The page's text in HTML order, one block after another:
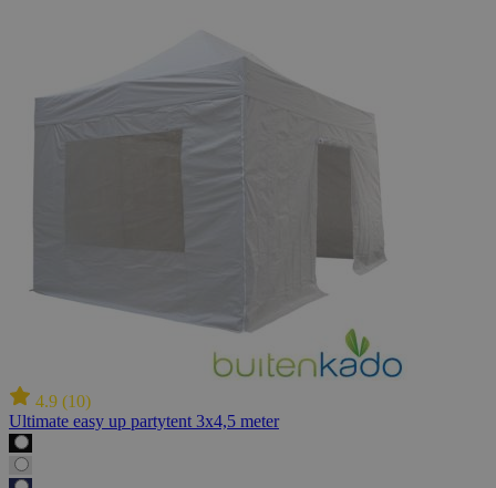
4.9 (10)
Ultimate easy up partytent 3x4,5 meter